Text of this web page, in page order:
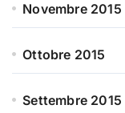
Novembre 2015
Ottobre 2015
Settembre 2015